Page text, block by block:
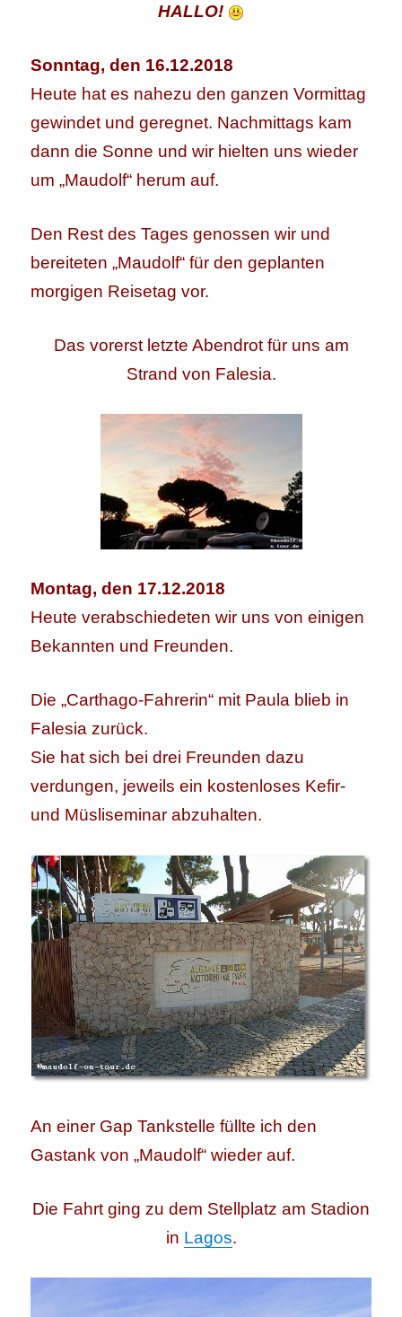
HALLO!
Sonntag, den 16.12.2018
Heute hat es nahezu den ganzen Vormittag
gewindet und geregnet. Nachmittags kam
dann die Sonne und wir hielten uns wieder
um „Maudolf“ herum auf.
Den Rest des Tages genossen wir und
bereiteten „Maudolf“ für den geplanten
morgigen Reisetag vor.
Das vorerst letzte Abendrot für uns am
Strand von Falesia.
Montag, den 17.12.2018
Heute verabschiedeten wir uns von einigen
Bekannten und Freunden.
Die „Carthago-Fahrerin“ mit Paula blieb in
Falesia zurück.
Sie hat sich bei drei Freunden dazu
verdungen, jeweils ein kostenloses Kefir-
und Müsliseminar abzuhalten.
An einer Gap Tankstelle füllte ich den
Gastank von „Maudolf“ wieder auf.
Die Fahrt ging zu dem Stellplatz am Stadion
in Lagos.